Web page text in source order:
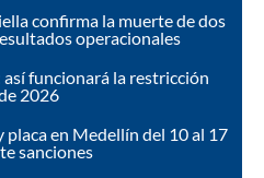
confirma la muerte de dos
operacionales
así funcionará la restricción
2026
placa en Medellín del 10 al 17
sanciones